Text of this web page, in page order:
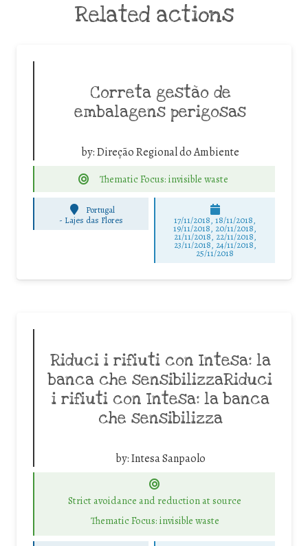
Related actions
Correta gestão de
embalagens perigosas
by:Direção Regional do Ambiente
Thematic Focus: invisible waste
Portugal
- Lajes das Flores 17/11/2018, 18/11/2018,
19/11/2018, 20/11/2018,
21/11/2018, 22/11/2018,
23/11/2018, 24/11/2018,
25/11/2018
Riduci i rifiuti con Intesa: la
banca che sensibilizzaRiduci
i rifiuti con Intesa: la banca
che sensibilizza
by:Intesa Sanpaolo
Strict avoidance and reduction at source
Thematic Focus: invisible waste